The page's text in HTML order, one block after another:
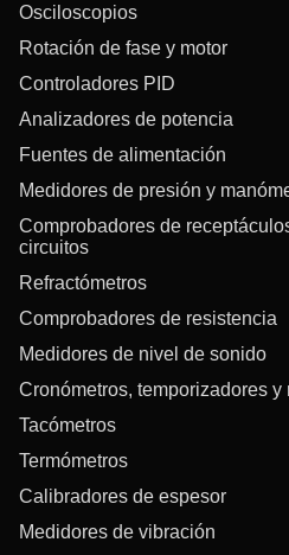
Osciloscopios
Rotación de fase y motor
Controladores PID
Analizadores de potencia
Fuentes de alimentación
Medidores de presión y
Comprobadores de
circuitos
Refractómetros
Comprobadores de resistencia
Medidores de nivel de sonido
Cronómetros, temporizadores y
Tacómetros
Termómetros
Calibradores de espesor
Medidores de vibración